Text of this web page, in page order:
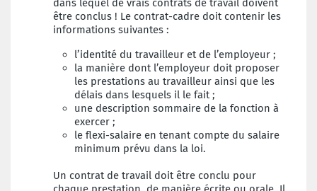
dans lequel de vrais contrats de travail doivent
être conclus ! Le contrat-cadre doit contenir les
informations suivantes :
l’identité du travailleur et de l’employeur ;
la manière dont l’employeur doit proposer
les prestations au travailleur ainsi que les
délais dans lesquels il le fait ;
une description sommaire de la fonction à
exercer ;
le flexi-salaire en tenant compte du salaire
minimum prévu dans la loi.
Un contrat de travail doit être conclu pour